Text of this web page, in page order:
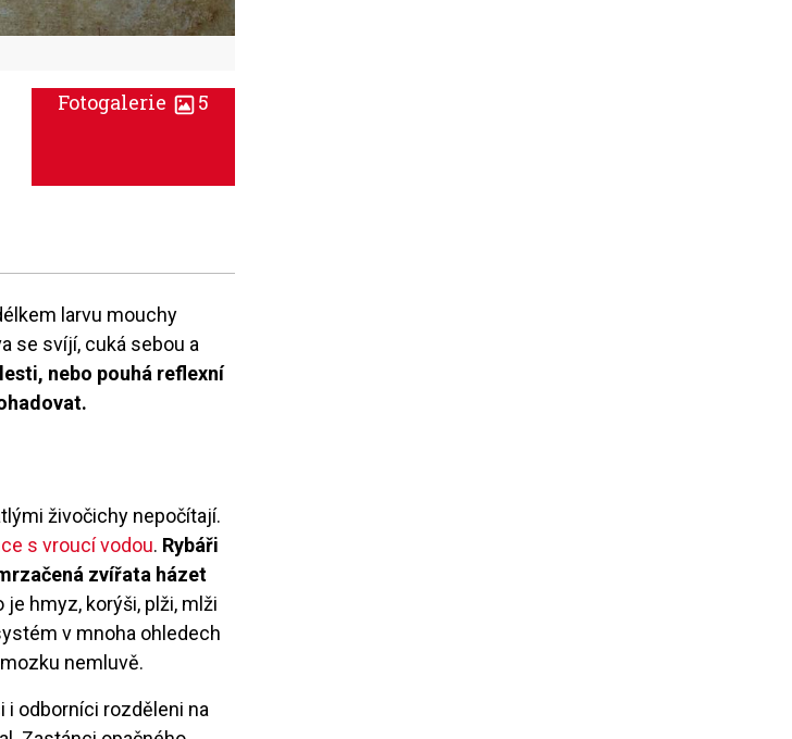
Fotogalerie 5
larvu mouchy
se svíjí, cuká sebou a
nebo pouhá reflexní
živočichy nepočítají.
s vroucí vodou. Rybáři
zvířata házet
je hmyz, korýši, plži, mlži
v mnoha ohledech
nemluvě.
i odborníci rozděleni na